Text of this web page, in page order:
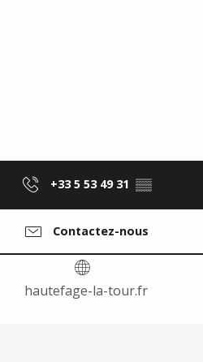
+33 5 53 49 31 ▒▒
Contactez-nous
hautefage-la-tour.fr